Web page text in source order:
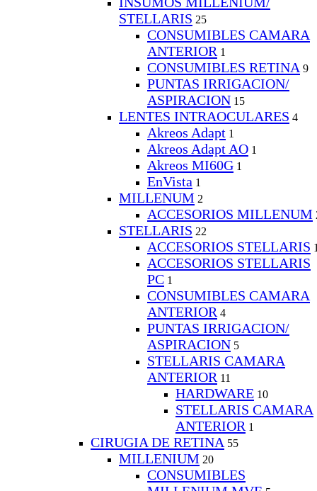
STELLARIS 25
CONSUMIBLES CAMARA
ANTERIOR 1
CONSUMIBLES RETINA 9
PUNTAS IRRIGACION/
ASPIRACION 15
LENTES INTRAOCULARES 4
Akreos Adapt 1
Akreos Adapt AO 1
Akreos MI60G 1
EnVista 1
MILLENUM 2
ACCESORIOS MILLENUM
STELLARIS 22
ACCESORIOS STELLARIS
ACCESORIOS STELLARIS
PC 1
CONSUMIBLES CAMARA
ANTERIOR 4
PUNTAS IRRIGACION/
ASPIRACION 5
STELLARIS CAMARA
ANTERIOR 11
HARDWARE 10
STELLARIS CAMARA
ANTERIOR 1
CIRUGIA DE RETINA 55
MILLENIUM 20
CONSUMIBLES